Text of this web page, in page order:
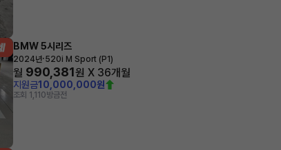
BMW 5시리즈
2024년·520i M Sport (P1)
월 990,381원 X 36개월
지원금10,000,000원
조회 1,110방금전